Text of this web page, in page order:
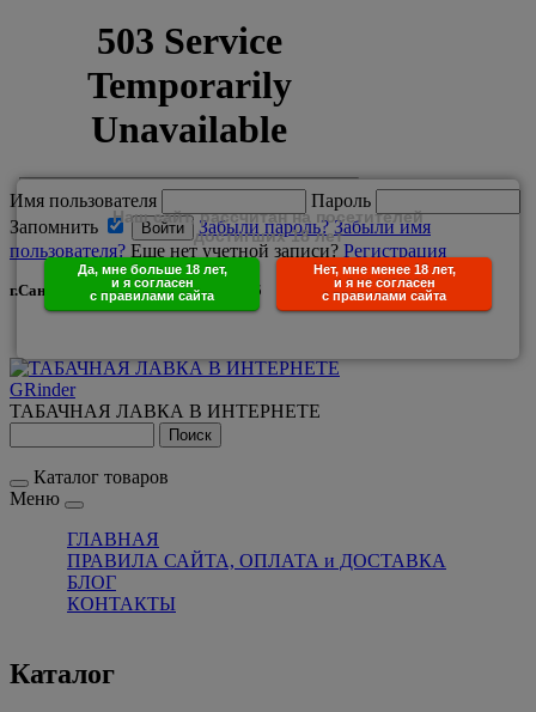
Наш сайт, рассчитан на посетителей
достигших 18 лет
Да, мне больше 18 лет,
и я согласен
с правилами сайта
Нет, мне менее 18 лет,
и я не согласен
с правилами сайта
Имя пользователя
Пароль
Запомнить
Забыли пароль? Забыли имя
пользователя? Еще нет учетной записи? Регистрация
г.Санкт-Петербург +7(950)029-25-85
GRinder
ТАБАЧНАЯ ЛАВКА В ИНТЕРНЕТЕ
Каталог товаров
Меню
ГЛАВНАЯ
ПРАВИЛА САЙТА, ОПЛАТА и ДОСТАВКА
БЛОГ
КОНТАКТЫ
Каталог